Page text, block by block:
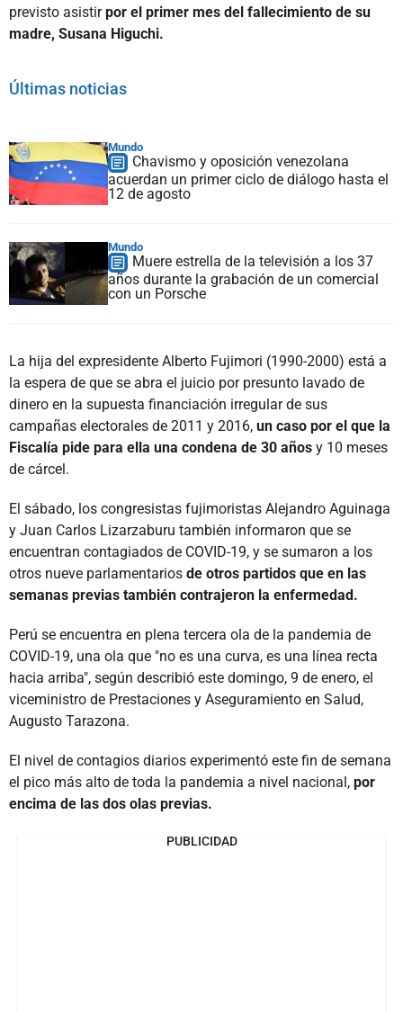
previsto asistirpor el primer mes del fallecimiento de su
madre, Susana Higuchi.
Últimas noticias
Mundo
Chavismo y oposición venezolana
acuerdan un primer ciclo de diálogo hasta el
12 de agosto
Mundo
Muere estrella de la televisión a los 37
años durante la grabación de un comercial
con un Porsche
La hija del expresidente Alberto Fujimori (1990-2000) está a
la espera de que se abra el juicio por presunto lavado de
dinero en la supuesta financiación irregular de sus
campañas electorales de 2011 y 2016, un caso por el que la
Fiscalía pide para ella una condena de 30 años y 10 meses
de cárcel.
El sábado, los congresistas fujimoristas Alejandro Aguinaga
y Juan Carlos Lizarzaburu también informaron que se
encuentran contagiados de COVID-19, y se sumaron a los
otros nueve parlamentarios de otros partidos que en las
semanas previas también contrajeron la enfermedad.
Perú se encuentra en plena tercera ola de la pandemia de
COVID-19, una ola que "no es una curva, es una línea recta
hacia arriba", según describió este domingo, 9 de enero, el
viceministro de Prestaciones y Aseguramiento en Salud,
Augusto Tarazona.
El nivel de contagios diarios experimentó este fin de semana
el pico más alto de toda la pandemia a nivel nacional, por
encima de las dos olas previas.
PUBLICIDAD